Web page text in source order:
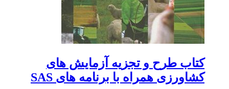
کتاب طرح و تجزیه آزمایش های
کشاورزی همراه با برنامه های SAS